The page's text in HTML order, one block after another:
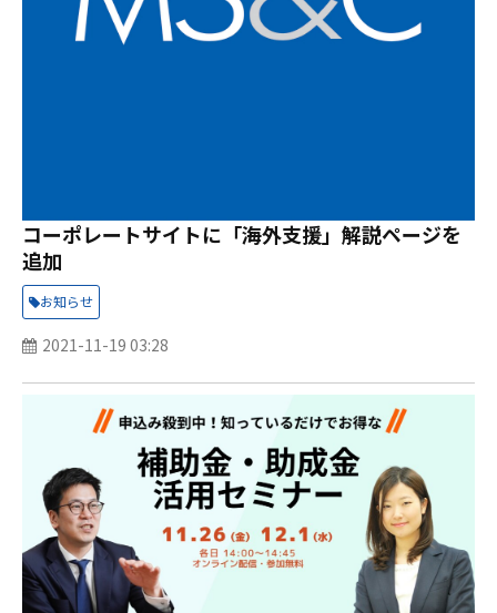
コーポレートサイトに「海外支援」解説ページを
追加
お知らせ
2021-11-19 03:28